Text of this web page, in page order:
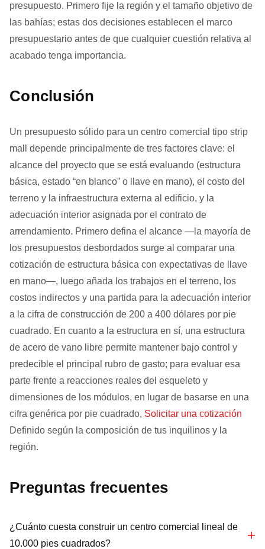
presupuesto. Primero fije la región y el tamaño objetivo de
las bahías; estas dos decisiones establecen el marco
presupuestario antes de que cualquier cuestión relativa al
acabado tenga importancia.
Conclusión
Un presupuesto sólido para un centro comercial tipo strip
mall depende principalmente de tres factores clave: el
alcance del proyecto que se está evaluando (estructura
básica, estado “en blanco” o llave en mano), el costo del
terreno y la infraestructura externa al edificio, y la
adecuación interior asignada por el contrato de
arrendamiento. Primero defina el alcance —la mayoría de
los presupuestos desbordados surge al comparar una
cotización de estructura básica con expectativas de llave
en mano—, luego añada los trabajos en el terreno, los
costos indirectos y una partida para la adecuación interior
a la cifra de construcción de 200 a 400 dólares por pie
cuadrado. En cuanto a la estructura en sí, una estructura
de acero de vano libre permite mantener bajo control y
predecible el principal rubro de gasto; para evaluar esa
parte frente a reacciones reales del esqueleto y
dimensiones de los módulos, en lugar de basarse en una
cifra genérica por pie cuadrado, Solicitar una cotización
Definido según la composición de tus inquilinos y la
región.
Preguntas frecuentes
¿Cuánto cuesta construir un centro comercial lineal de
10.000 pies cuadrados?